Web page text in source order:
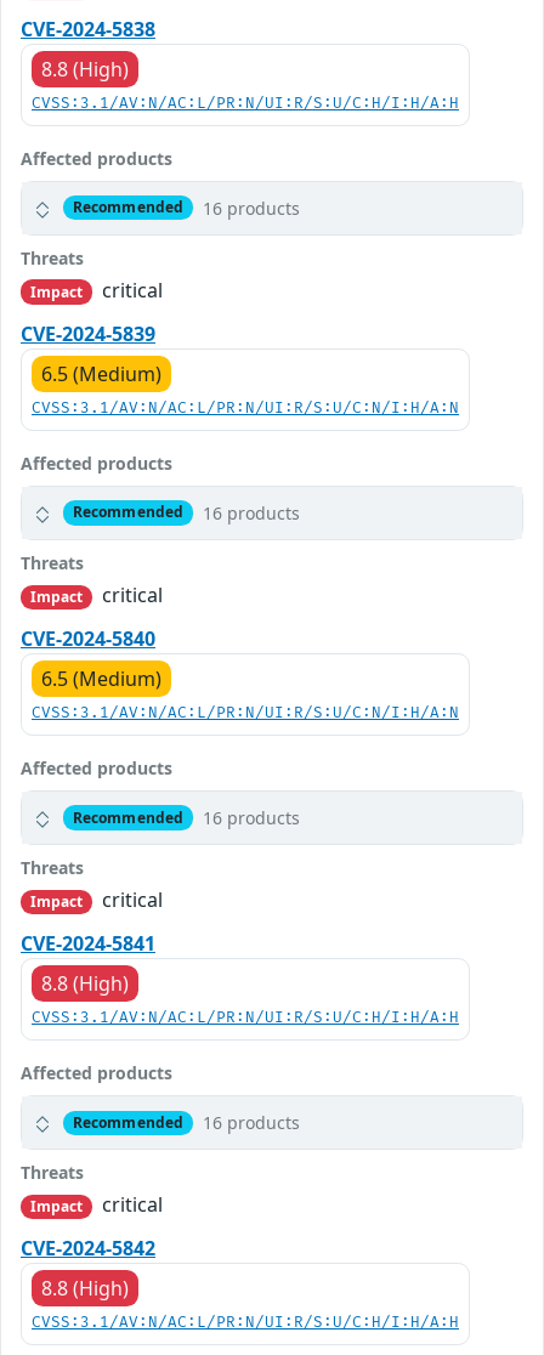
CVE-2024-5838
8.8 (High)
CVSS:3.1/AV:N/AC:L/PR:N/UI:R/S:U/C:H/I:H/A:H
Affected products
Recommended 16 products
Threats
Impact
critical
CVE-2024-5839
6.5 (Medium)
CVSS:3.1/AV:N/AC:L/PR:N/UI:R/S:U/C:N/I:H/A:N
Affected products
Recommended 16 products
Threats
Impact
critical
CVE-2024-5840
6.5 (Medium)
CVSS:3.1/AV:N/AC:L/PR:N/UI:R/S:U/C:N/I:H/A:N
Affected products
Recommended 16 products
Threats
Impact
critical
CVE-2024-5841
8.8 (High)
CVSS:3.1/AV:N/AC:L/PR:N/UI:R/S:U/C:H/I:H/A:H
Affected products
Recommended 16 products
Threats
Impact
critical
CVE-2024-5842
8.8 (High)
CVSS:3.1/AV:N/AC:L/PR:N/UI:R/S:U/C:H/I:H/A:H